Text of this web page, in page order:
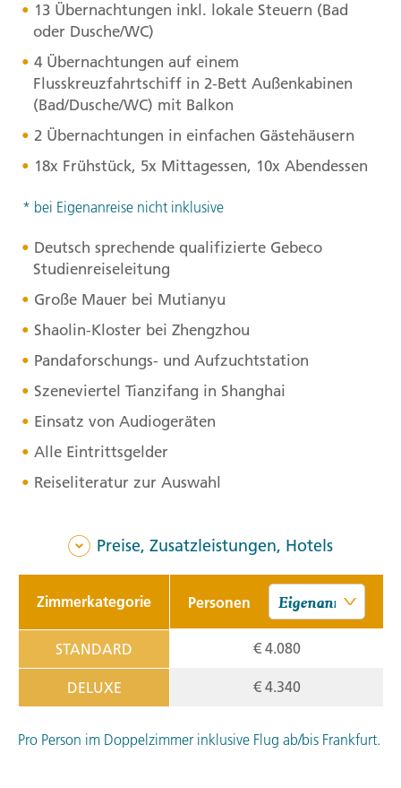
13 Übernachtungen inkl. lokale Steuern (Bad
oder Dusche/WC)
4 Übernachtungen auf einem
Flusskreuzfahrtschiff in 2-Bett Außenkabinen
(Bad/Dusche/WC) mit Balkon
2 Übernachtungen in einfachen Gästehäusern
18x Frühstück, 5x Mittagessen, 10x Abendessen
* bei Eigenanreise nicht inklusive
Deutsch sprechende qualifizierte Gebeco
Studienreiseleitung
Große Mauer bei Mutianyu
Shaolin-Kloster bei Zhengzhou
Pandaforschungs- und Aufzuchtstation
Szeneviertel Tianzifang in Shanghai
Einsatz von Audiogeräten
Alle Eintrittsgelder
Reiseliteratur zur Auswahl
Preise, Zusatzleistungen, Hotels
Zimmerkategorie Personen
STANDARD € 4.080
DELUXE € 4.340
Pro Person im Doppelzimmer inklusive Flug ab/bis Frankfurt.